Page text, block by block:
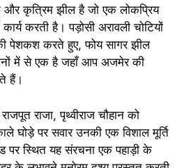
कृत्रिम झील है जो एक लोकप्रिय
करती है। पड़ोसी अरावली चोटियों
पेशकश करते हुए, फोय सागर झील
में से एक है जहाँ आप अजमेर की
हैं।
राजा, पृथ्वीराज चौहान को
घोड़े पर सवार उनकी एक विशाल मूर्ति
पर स्थित यह संरचना एक पहाड़ी के